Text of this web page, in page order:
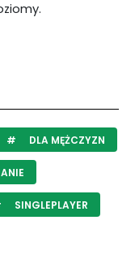
DLA MĘŻCZYZN
SINGLEPLAYER